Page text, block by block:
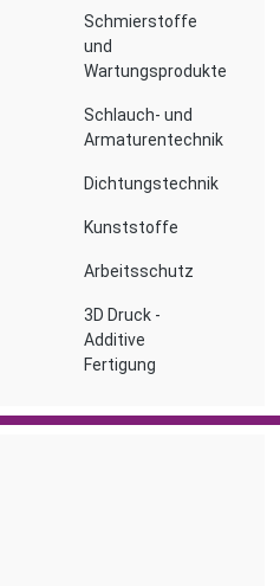
Schmierstoffe
und
Wartungsprodukte
Schlauch- und
Armaturentechnik
Dichtungstechnik
Kunststoffe
Arbeitsschutz
3D Druck -
Additive
Fertigung